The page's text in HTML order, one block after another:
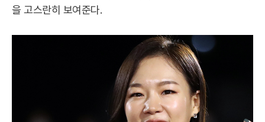
을 고스란히 보여준다.